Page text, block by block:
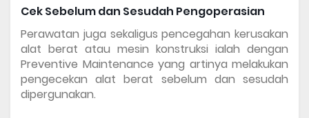
Cek Sebelum dan Sesudah Pengoperasian
Perawatan juga sekaligus pencegahan kerusakan
alat berat atau mesin konstruksi ialah dengan
Preventive Maintenance yang artinya melakukan
pengecekan alat berat sebelum dan sesudah
dipergunakan.